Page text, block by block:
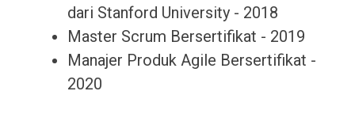
dari Stanford University - 2018
Master Scrum Bersertifikat - 2019
Manajer Produk Agile Bersertifikat -
2020